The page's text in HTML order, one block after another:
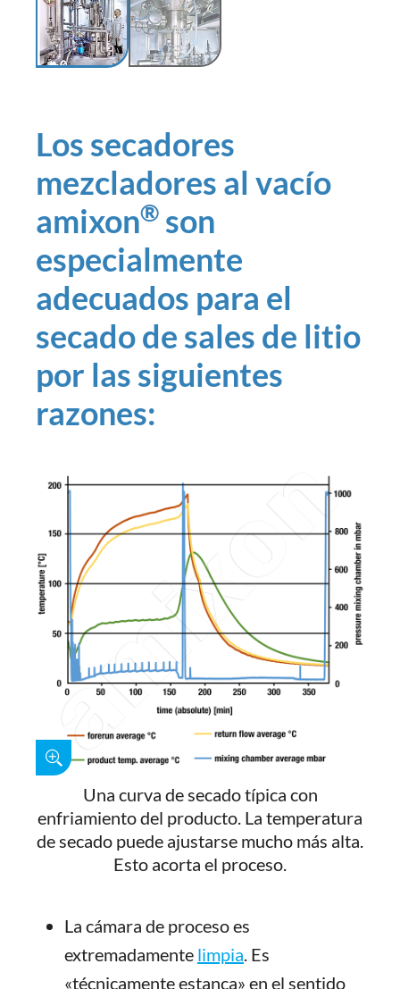
Los secadores
mezcladores al vacío
amixon® son
especialmente
adecuados para el
secado de sales de litio
por las siguientes
razones:
Una curva de secado típica con
enfriamiento del producto. La temperatura
de secado puede ajustarse mucho más alta.
Esto acorta el proceso.
La cámara de proceso es
extremadamente limpia. Es
«técnicamente estanca» en el sentido